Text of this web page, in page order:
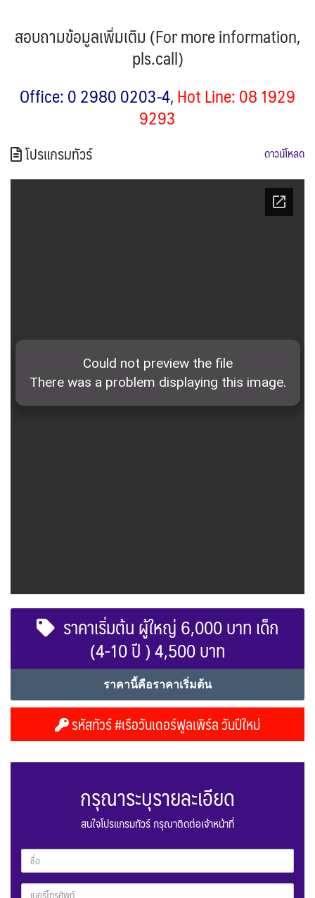
สอบถามข้อมูลเพิ่มเติม (For more information,
pls.call)
Office: 0 2980 0203-4,Hot Line: 08 1929
9293
โปรแกรมทัวร์ ดาวน์โหลด
ราคาเริ่มต้น ผู้ใหญ่ 6,000 บาท เด็ก
(4-10 ปี ) 4,500 บาท
ราคานี้คือราคาเริ่มต้น
รหัสทัวร์ #เรือวันเดอร์ฟูลเพิร์ล วันปีใหม่
กรุณาระบุรายละเอียด
สนใจโปรแกรมทัวร์ กรุณาติดต่อเจ้าหน้าที่